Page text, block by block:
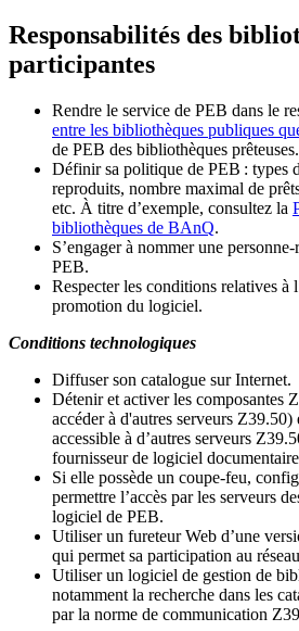
Responsabilités des
participantes
Rendre le service de PEB dans le
entre les bibliothèques publiques
de PEB des bibliothèques prêteuses.
Définir sa politique de PEB : types
reproduits, nombre maximal de
etc. À titre d’exemple, consultez la
bibliothèques de BAnQ.
S’engager à nommer une
PEB.
Respecter les conditions relatives à l
promotion du logiciel.
Conditions technologiques
Diffuser son catalogue sur Internet.
Détenir et activer les composantes
accéder à d'autres serveurs
accessible à d’autres serveurs
fournisseur de logiciel
Si elle possède un coupe-feu,
permettre l’accès par les serveurs
logiciel de PEB.
Utiliser un fureteur Web d’une
qui permet sa participation au
Utiliser un logiciel de gestion de
notamment la recherche dans les
par la norme de communication